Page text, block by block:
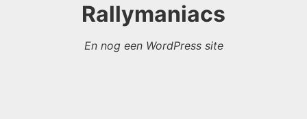
Rallymaniacs
En nog een WordPress site